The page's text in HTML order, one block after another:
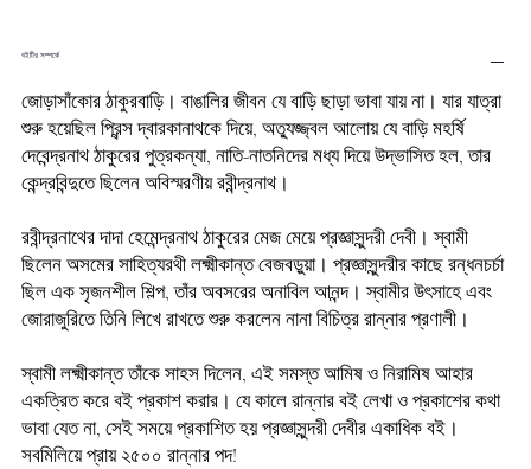
বইটির সম্পর্কে
জোড়াসাঁকোর ঠাকুরবাড়ি। বাঙালির জীবন যে বাড়ি ছাড়া ভাবা যায় না। যার যাত্রা
শুরু হয়েছিল প্রিন্স দ্বারকানাথকে দিয়ে, অত্যুজ্জ্বল আলোয় যে বাড়ি মহর্ষি
দেবেন্দ্রনাথ ঠাকুরের পুত্রকন্যা, নাতি-নাতনিদের মধ্য দিয়ে উদ্ভাসিত হল, তার
কেন্দ্রবিন্দুতে ছিলেন অবিস্মরণীয় রবীন্দ্রনাথ।
রবীন্দ্রনাথের দাদা হেমেন্দ্রনাথ ঠাকুরের মেজ মেয়ে প্রজ্ঞাসুন্দরী দেবী। স্বামী
ছিলেন অসমের সাহিত্যরথী লক্ষ্মীকান্ত বেজবড়ুয়া। প্রজ্ঞাসুন্দরীর কাছে রন্ধনচর্চা
ছিল এক সৃজনশীল শিল্প, তাঁর অবসরের অনাবিল আনন্দ। স্বামীর উৎসাহে এবং
জোরাজুরিতে তিনি লিখে রাখতে শুরু করলেন নানা বিচিত্র রান্নার প্রণালী।
স্বামী লক্ষ্মীকান্ত তাঁকে সাহস দিলেন, এই সমস্ত আমিষ ও নিরামিষ আহার
একত্রিত করে বই প্রকাশ করার। যে কালে রান্নার বই লেখা ও প্রকাশের কথা
ভাবা যেত না, সেই সময়ে প্রকাশিত হয় প্রজ্ঞাসুন্দরী দেবীর একাধিক বই।
সবমিলিয়ে প্রায় ২৫০০ রান্নার পদ!